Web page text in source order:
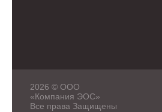
2026 © ООО
«Компания ЭОС»
Все права Защищены